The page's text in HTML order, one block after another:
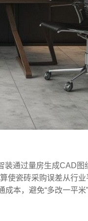
装通过量房生成CAD
使瓷砖采购误差从行
本，避免“多改一平米”